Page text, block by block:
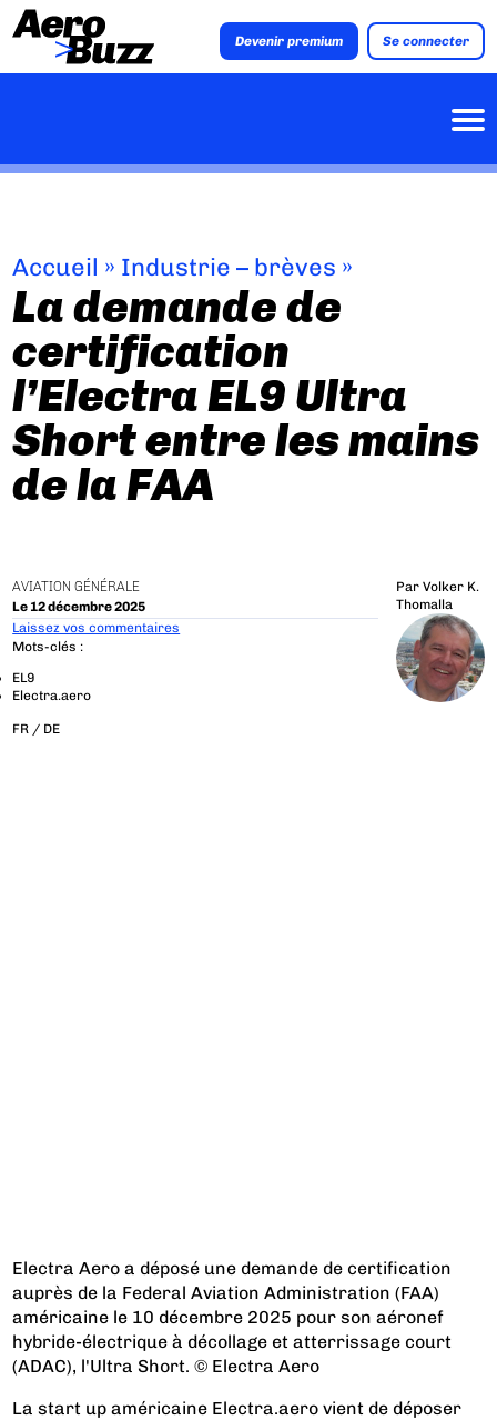
Devenir premium Se connecter
Accueil » Industrie – brèves »
La demande de
certification
l’Electra EL9 Ultra
Short entre les mains
de la FAA
AVIATION GÉNÉRALE
Le 12 décembre 2025
Par Volker K.
Thomalla
Laissez vos commentaires
Mots-clés :
EL9
Electra.aero
FR / DE
Electra Aero a déposé une demande de certification
auprès de la Federal Aviation Administration (FAA)
américaine le 10 décembre 2025 pour son aéronef
hybride-électrique à décollage et atterrissage court
(ADAC), l'Ultra Short. © Electra Aero
La start up américaine Electra.aero vient de déposer